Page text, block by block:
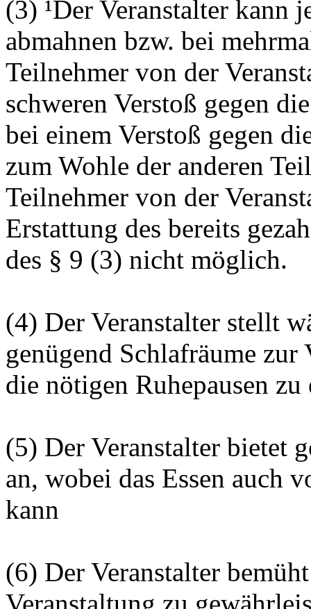
(3) ¹Der Veranstalter kann
abmahnen bzw. bei
Teilnehmer von der
schweren Verstoß gegen
bei einem Verstoß gegen
zum Wohle der anderen
Teilnehmer von der
Erstattung des bereits
des § 9 (3) nicht möglich.
(4) Der Veranstalter stellt
genügend Schlafräume
die nötigen Ruhepausen
(5) Der Veranstalter bietet
an, wobei das Essen auch
kann
(6) Der Veranstalter
Veranstaltung zu